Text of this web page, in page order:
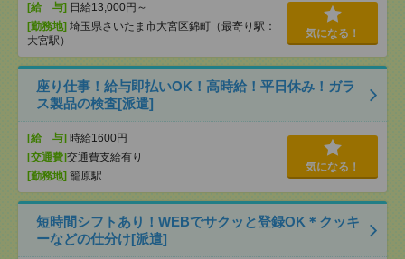
[給 与] 日給13,000円～
[勤務地] 埼玉県さいたま市大宮区錦町（最寄り駅：
大宮駅）
気になる！
座り仕事！給与即払いOK！高時給！平日休み！ガラ
ス製品の検査[派遣]
[給 与] 時給1600円
[交通費]交通費支給有り
[勤務地] 籠原駅
気になる！
短時間シフトあり！WEBでサクッと登録OK＊クッキ
ーなどの仕分け[派遣]